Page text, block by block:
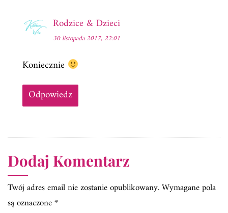
Rodzice & Dzieci
30 listopada 2017, 22:01
Koniecznie
Odpowiedz
Dodaj Komentarz
Twój adres email nie zostanie opublikowany.Wymagane pola
są oznaczone*